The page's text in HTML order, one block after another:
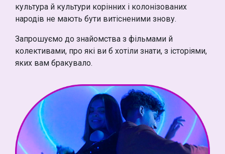
культура й культури корінних і колонізованих
народів не мають бути витісненими знову.
Запрошуємо до знайомства з фільмами й
колективами, про які ви б хотіли знати, з історіями,
яких вам бракувало.